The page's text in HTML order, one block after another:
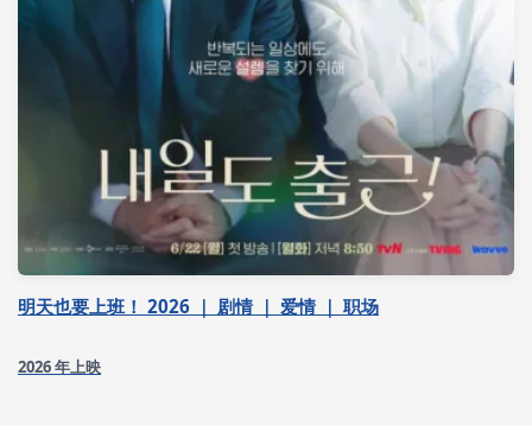
明天也要上班！ 2026 ｜ 剧情 ｜ 爱情 ｜ 职场
2026 年上映